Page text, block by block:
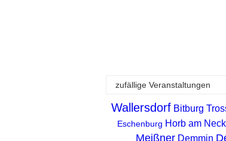
zufällige Veranstaltungen
Wallersdorf Bitburg
Eschenburg Horb am
Meißner Demmin